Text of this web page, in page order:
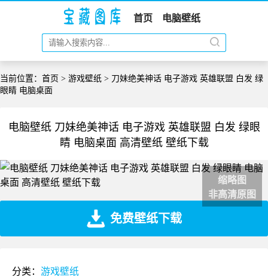
首页 电脑壁纸
当前位置： 首页 > 游戏壁纸 > 刀妹绝美神话 电子游戏 英雄联盟 白发 绿
眼睛 电脑桌面
电脑壁纸 刀妹绝美神话 电子游戏 英雄联盟 白发 绿眼
睛 电脑桌面 高清壁纸 壁纸下载
缩略图
非高清原图
免费壁纸下载
分类： 游戏壁纸